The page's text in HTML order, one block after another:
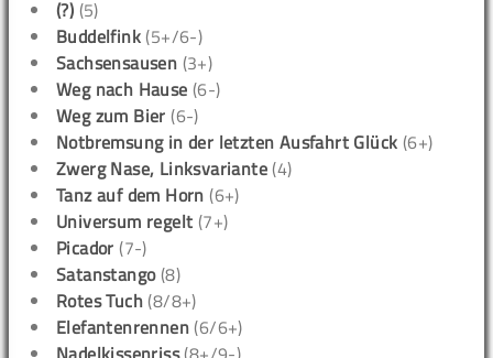
(?) (5)
Buddelfink (5+/6-)
Sachsensausen (3+)
Weg nach Hause (6-)
Weg zum Bier (6-)
Notbremsung in der letzten Ausfahrt Glück (6+)
Zwerg Nase, Linksvariante (4)
Tanz auf dem Horn (6+)
Universum regelt (7+)
Picador (7-)
Satanstango(8)
Rotes Tuch (8/8+)
Elefantenrennen (6/6+)